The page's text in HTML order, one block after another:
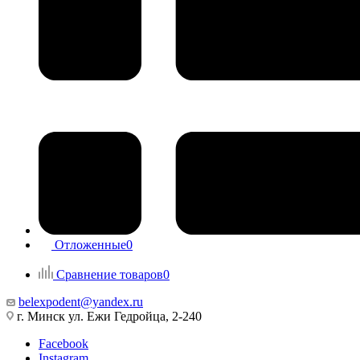
Отложенные0
Сравнение товаров0
belexpodent@yandex.ru
г. Минск ул. Ежи Гедройца, 2-240
Facebook